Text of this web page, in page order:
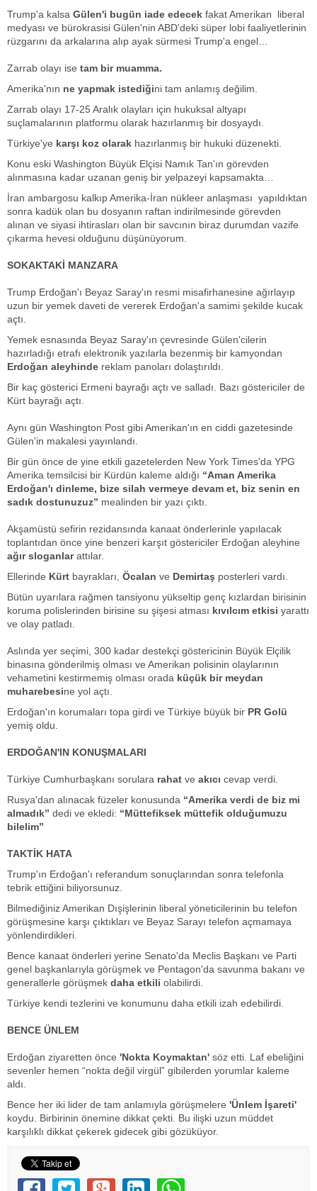
Trump'a kalsa Gülen'i bugün iade edecek fakat Amerikan liberal
medyası ve bürokrasisi Gülen'nin ABD'deki süper lobi faaliyetlerinin
rüzgarını da arkalarına alıp ayak sürmesi Trump'a engel…
Zarrab olayı ise tam bir muamma.
Amerika'nın ne yapmak istediğini tam anlamış değilim.
Zarrab olayı 17-25 Aralık olayları için hukuksal altyapı
suçlamalarının platformu olarak hazırlanmış bir dosyaydı.
Türkiye'ye karşı koz olarak hazırlanmış bir hukuki düzenekti.
Konu eski Washington Büyük Elçisi Namık Tan'ın görevden
alınmasına kadar uzanan geniş bir yelpazeyi kapsamakta…
İran ambargosu kalkıp Amerika-İran nükleer anlaşması yapıldıktan
sonra kadük olan bu dosyanın raftan indirilmesinde görevden
alınan ve siyasi ihtirasları olan bir savcının biraz durumdan vazife
çıkarma hevesi olduğunu düşünüyorum.
SOKAKTAKİ MANZARA
Trump Erdoğan'ı Beyaz Saray'ın resmi misafirhanesine ağırlayıp
uzun bir yemek daveti de vererek Erdoğan'a samimi şekilde kucak
açtı.
Yemek esnasında Beyaz Saray'ın çevresinde Gülen'cilerin
hazırladığı etrafı elektronik yazılarla bezenmiş bir kamyondan
Erdoğan aleyhinde reklam panoları dolaştırıldı.
Bir kaç gösterici Ermeni bayrağı açtı ve salladı. Bazı göstericiler de
Kürt bayrağı açtı.
Aynı gün Washington Post gibi Amerikan'ın en ciddi gazetesinde
Gülen'in makalesi yayınlandı.
Bir gün önce de yine etkili gazetelerden New York Times'da YPG
Amerika temsilcisi bir Kürdün kaleme aldığı “Aman Amerika
Erdoğan'ı dinleme, bize silah vermeye devam et, biz senin en
sadık dostunuzuz” mealinden bir yazı çıktı.
Akşamüstü sefirin rezidansında kanaat önderlerinle yapılacak
toplantıdan önce yine benzeri karşıt göstericiler Erdoğan aleyhine
ağır sloganlarattılar.
Ellerinde Kürt bayrakları, Öcalan ve Demirtaş posterleri vardı.
Bütün uyarılara rağmen tansiyonu yükseltip genç kızlardan birisinin
koruma polislerinden birisine su şişesi atması kıvılcım etkisi yarattı
ve olay patladı.
Aslında yer seçimi, 300 kadar destekçi göstericinin Büyük Elçilik
binasına gönderilmiş olması ve Amerikan polisinin olaylarının
vehametini kestirmemiş olması orada küçük bir meydan
muharebesine yol açtı.
Erdoğan'ın korumaları topa girdi ve Türkiye büyük bir PR Golü
yemiş oldu.
ERDOĞAN'IN KONUŞMALARI
Türkiye Cumhurbaşkanı sorulara rahat ve akıcı cevap verdi.
Rusya'dan alınacak füzeler konusunda “Amerika verdi de biz mi
almadık” dedi ve ekledi: “Müttefiksek müttefik olduğumuzu
bilelim”
TAKTİK HATA
Trump'ın Erdoğan'ı referandum sonuçlarından sonra telefonla
tebrik ettiğini biliyorsunuz.
Bilmediğiniz Amerikan Dışişlerinin liberal yöneticilerinin bu telefon
görüşmesine karşı çıktıkları ve Beyaz Sarayı telefon açmamaya
yönlendirdikleri.
Bence kanaat önderleri yerine Senato'da Meclis Başkanı ve Parti
genel başkanlarıyla görüşmek ve Pentagon'da savunma bakanı ve
generallerle görüşmek daha etkili olabilirdi.
Türkiye kendi tezlerini ve konumunu daha etkili izah edebilirdi.
BENCE ÜNLEM
Erdoğan ziyaretten önce 'Nokta Koymaktan' söz etti. Laf ebeliğini
sevenler hemen “nokta değil virgül” gibilerden yorumlar kaleme
aldı.
Bence her iki lider de tam anlamıyla görüşmelere 'Ünlem İşareti'
koydu. Birbirinin önemine dikkat çekti. Bu ilişki uzun müddet
karşılıklı dikkat çekerek gidecek gibi gözüküyor.